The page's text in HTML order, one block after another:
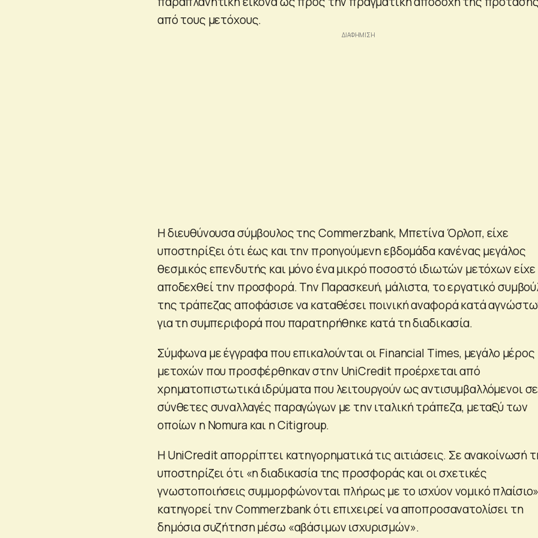
από τους μετόχους.
Η διευθύνουσα σύμβουλος της Commerzbank, Μπετίνα Όρλοπ, είχε
υποστηρίξει ότι έως και την προηγούμενη εβδομάδα κανένας μεγάλος
θεσμικός επενδυτής και μόνο ένα μικρό ποσοστό ιδιωτών μετόχων είχε
αποδεχθεί την προσφορά. Την Παρασκευή, μάλιστα, το εργατικό
της τράπεζας αποφάσισε να καταθέσει ποινική αναφορά κατά
για τη συμπεριφορά που παρατηρήθηκε κατά τη διαδικασία.
Σύμφωνα με έγγραφα που επικαλούνται οι Financial Times, μεγάλο
μετοχών που προσφέρθηκαν στην UniCredit προέρχεται από
χρηματοπιστωτικά ιδρύματα που λειτουργούν ως αντισυμβαλλόμενοι σε
σύνθετες συναλλαγές παραγώγων με την ιταλική τράπεζα, μεταξύ των
οποίων η Nomura και η Citigroup.
Η UniCredit απορρίπτει κατηγορηματικά τις αιτιάσεις. Σε ανακοίνωσή
υποστηρίζει ότι «η διαδικασία της προσφοράς και οι σχετικές
γνωστοποιήσεις συμμορφώνονται πλήρως με το ισχύον νομικό
κατηγορεί την Commerzbank ότι επιχειρεί να αποπροσανατολίσει τη
δημόσια συζήτηση μέσω «αβάσιμων ισχυρισμών».